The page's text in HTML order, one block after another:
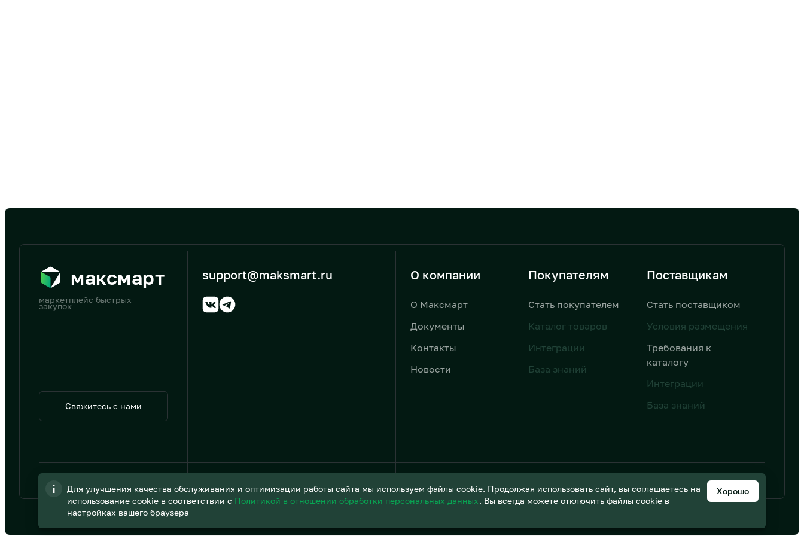
максмарт
маркетплейс быстрых
закупок
Свяжитесь с нами
support@maksmart.ru О компании
О Максмарт
Документы
Контакты
Новости
Покупателям
Стать покупателем
Каталог товаров
Интеграции
База знаний
Поставщикам
Стать поставщиком
Условия размещения
Требования к
каталогу
Интеграции
База знаний
Дизайн от AIC
Для улучшения качества обслуживания и оптимизации работы сайта мы используем файлы cookie. Продолжая использовать сайт, вы соглашаетесь на
использование cookie в соответствии с Политикой в отношении обработки персональных данных. Вы всегда можете отключить файлы cookie в
настройках вашего браузера
Хорошо